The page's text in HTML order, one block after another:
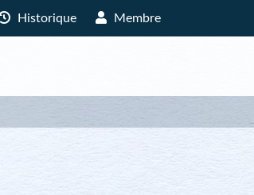
Historique Membre